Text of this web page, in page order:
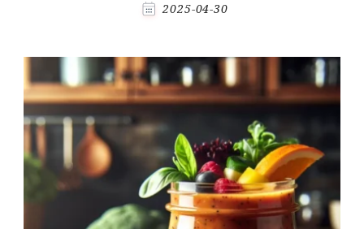
2025-04-30